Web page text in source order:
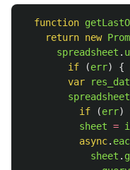
function
return new
spreadsheet .
if
(err) {
var
spreadsheet
if
(err)
sheet =
async.
sheet .